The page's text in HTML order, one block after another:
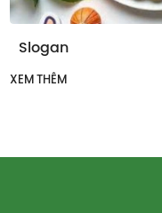
Slogan
XEM THÊM